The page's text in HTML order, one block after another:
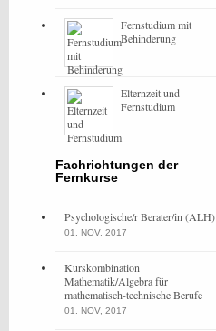
Fernstudium mit
Behinderung
Elternzeit und
Fernstudium
Fachrichtungen der
Fernkurse
Psychologische/r Berater/in (ALH)
01. NOV, 2017
Kurskombination
Mathematik/Algebra für
mathematisch-technische Berufe
01. NOV, 2017